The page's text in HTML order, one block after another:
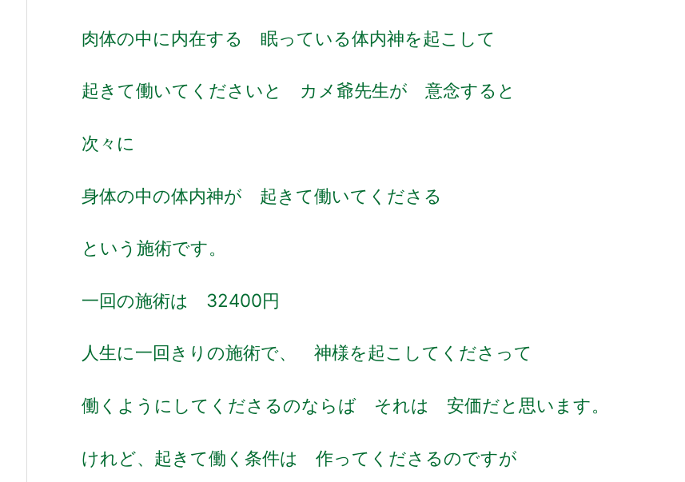
肉体の中に内在する 眠っている体内神を起こして
起きて働いてくださいと カメ爺先生が 意念すると
次々に
身体の中の体内神が 起きて働いてくださる
という施術です。
一回の施術は 32400円
人生に一回きりの施術で、 神様を起こしてくださって
働くようにしてくださるのならば それは 安価だと思います。
けれど、起きて働く条件は 作ってくださるのですが